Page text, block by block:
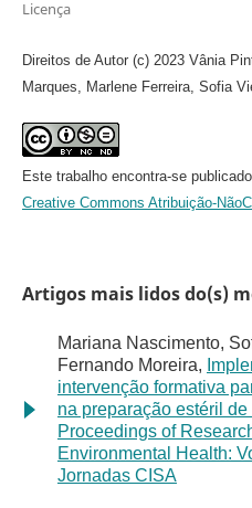
Licença
Direitos de Autor (c) 2023 Vânia
Marques, Marlene Ferreira, Sofia
Este trabalho encontra-se
Creative Commons Atribuição-
Artigos mais lidos do(s)
Mariana Nascimento,
Fernando Moreira,
intervenção formativa
na preparação estéril
Proceedings of
Environmental Health:
Jornadas CISA